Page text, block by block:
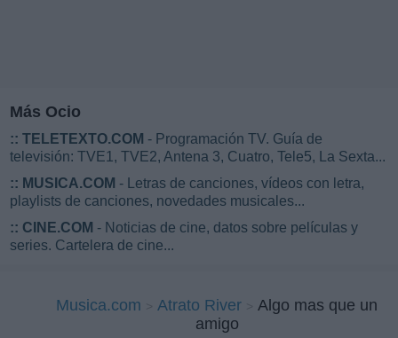
Más Ocio
:: TELETEXTO.COM - Programación TV. Guía de
televisión: TVE1, TVE2, Antena 3, Cuatro, Tele5, La Sexta...
:: MUSICA.COM - Letras de canciones, vídeos con letra,
playlists de canciones, novedades musicales...
:: CINE.COM - Noticias de cine, datos sobre películas y
series. Cartelera de cine...
Musica.com Atrato River
Algo mas que un
amigo